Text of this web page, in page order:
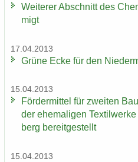
Wei­te­rer Ab­schnitt des
migt
17.04.2013
Grüne Ecke für den
15.04.2013
För­der­mit­tel für zwei­ten
der ehe­ma­li­gen
berg be­reit­ge­stellt
15.04.2013